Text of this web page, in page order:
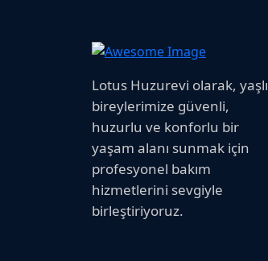
Lotus Huzurevi olarak, yaşlı
bireylerimize güvenli,
huzurlu ve konforlu bir
yaşam alanı sunmak için
profesyonel bakım
hizmetlerini sevgiyle
birleştiriyoruz.